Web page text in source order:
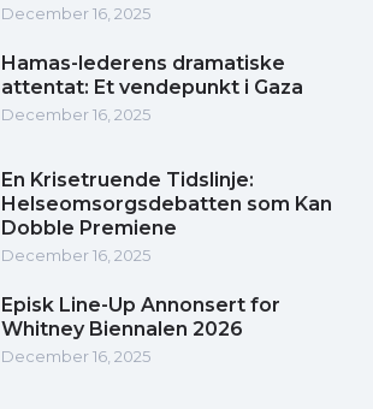
December 16, 2025
Hamas-lederens dramatiske
attentat: Et vendepunkt i Gaza
December 16, 2025
En Krisetruende Tidslinje:
Helseomsorgsdebatten som Kan
Dobble Premiene
December 16, 2025
Episk Line-Up Annonsert for
Whitney Biennalen 2026
December 16, 2025